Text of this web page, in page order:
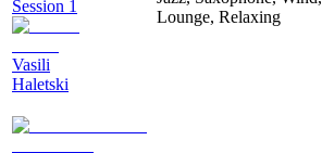
Session 1
Vasili
Haletski
Lounge, Relaxing